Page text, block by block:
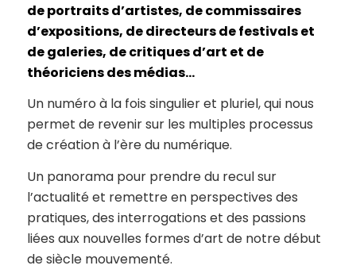
de portraits d’artistes, de commissaires
d’expositions, de directeurs de festivals et
de galeries, de critiques d’art et de
théoriciens des médias…
Un numéro à la fois singulier et pluriel, qui nous
permet de revenir sur les multiples processus
de création à l’ère du numérique.
Un panorama pour prendre du recul sur
l’actualité et remettre en perspectives des
pratiques, des interrogations et des passions
liées aux nouvelles formes d’art de notre début
de siècle mouvementé.